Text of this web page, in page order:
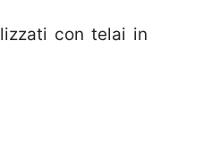
con telai in